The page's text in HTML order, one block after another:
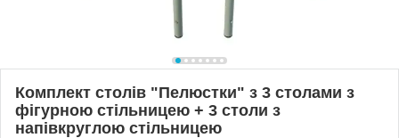
Комплект столів "Пелюстки" з 3 столами з
фігурною стільницею + 3 столи з
напівкруглою стільницею